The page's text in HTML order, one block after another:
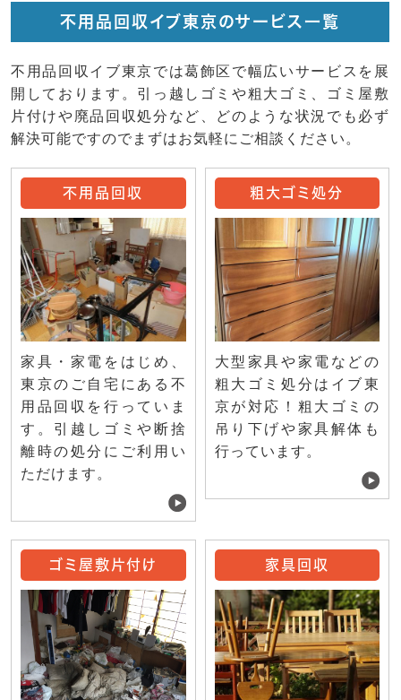
不用品回収イブ東京のサービス一覧
不用品回収イブ東京では葛飾区で幅広いサービスを展
開しております。引っ越しゴミや粗大ゴミ、ゴミ屋敷
片付けや廃品回収処分など、どのような状況でも必ず
解決可能ですのでまずはお気軽にご相談ください。
不用品回収
家具・家電をはじめ、
東京のご自宅にある不
用品回収を行っていま
す。引越しゴミや断捨
離時の処分にご利用い
ただけます。
粗大ゴミ処分
大型家具や家電などの
粗大ゴミ処分はイブ東
京が対応！粗大ゴミの
吊り下げや家具解体も
行っています。
ゴミ屋敷片付け 家具回収